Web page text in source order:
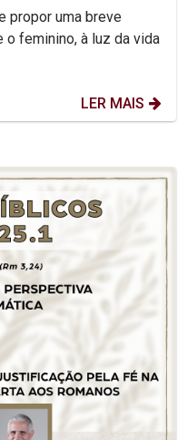
o feminino, à luz da vida
LER MAIS